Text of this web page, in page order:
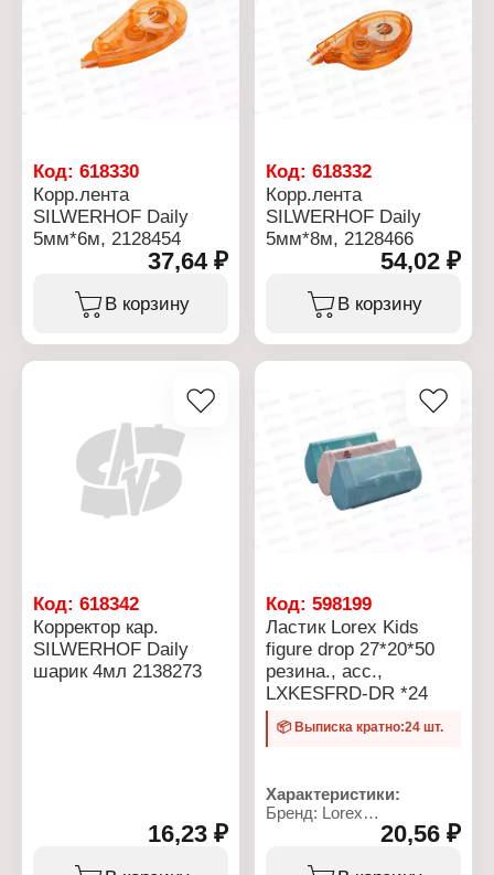
Код: 618330
Корр.лента
SILWERHOF Daily
5мм*6м, 2128454
37,64 ₽
В корзину
Код:618332
Корр.лента
SILWERHOF Daily
5мм*8м, 2128466
54,02 ₽
В корзину
Код: 618342
Корректор кар.
SILWERHOF Daily
шарик 4мл 2138273
16,23 ₽
Код:598199
Ластик Lorex Kids
figure drop 27*20*50
резина., асс.,
LXKESFRD-DR *24
📦 Выписка кратно:24 шт.
Характеристики:
Бренд: Lorex
Артикул: LXKESFRD-DR
Тип товара: Ластик
Модель: "Kids figure drop"
20,56 ₽